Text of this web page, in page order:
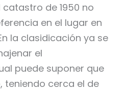
de 1950 no
en el lugar en
la clasidicación ya se
el
puede suponer que
teniendo cerca el de